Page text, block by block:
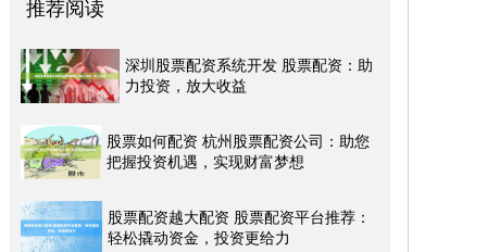
推荐阅读
深圳股票配资系统开发 股票配资：助
力投资，放大收益
股票如何配资 杭州股票配资公司：助您
把握投资机遇，实现财富梦想
股票配资越大配资 股票配资平台推荐：
轻松撬动资金，投资更给力